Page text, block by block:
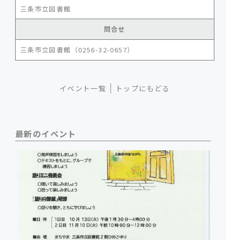
三条市立図書館
問合せ
三条市立図書館（0256-32-0657）
イベント一覧 トップにもどる
最新のイベント